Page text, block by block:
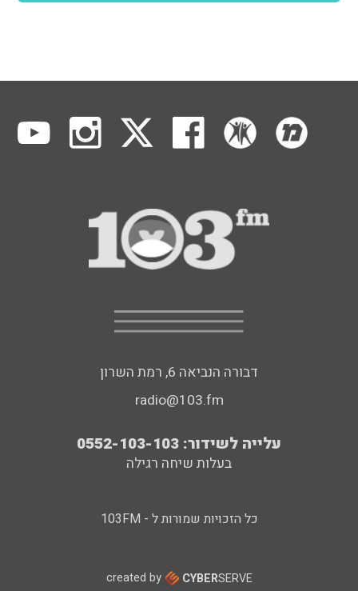
דבורה הנביאה 6, רמת השרון
radio@103.fm
עלייה לשידור: 0552-103-103
בעלות שיחה רגילה
כל הזכויות שמורות ל - 103FM
created by CYBERSERVE